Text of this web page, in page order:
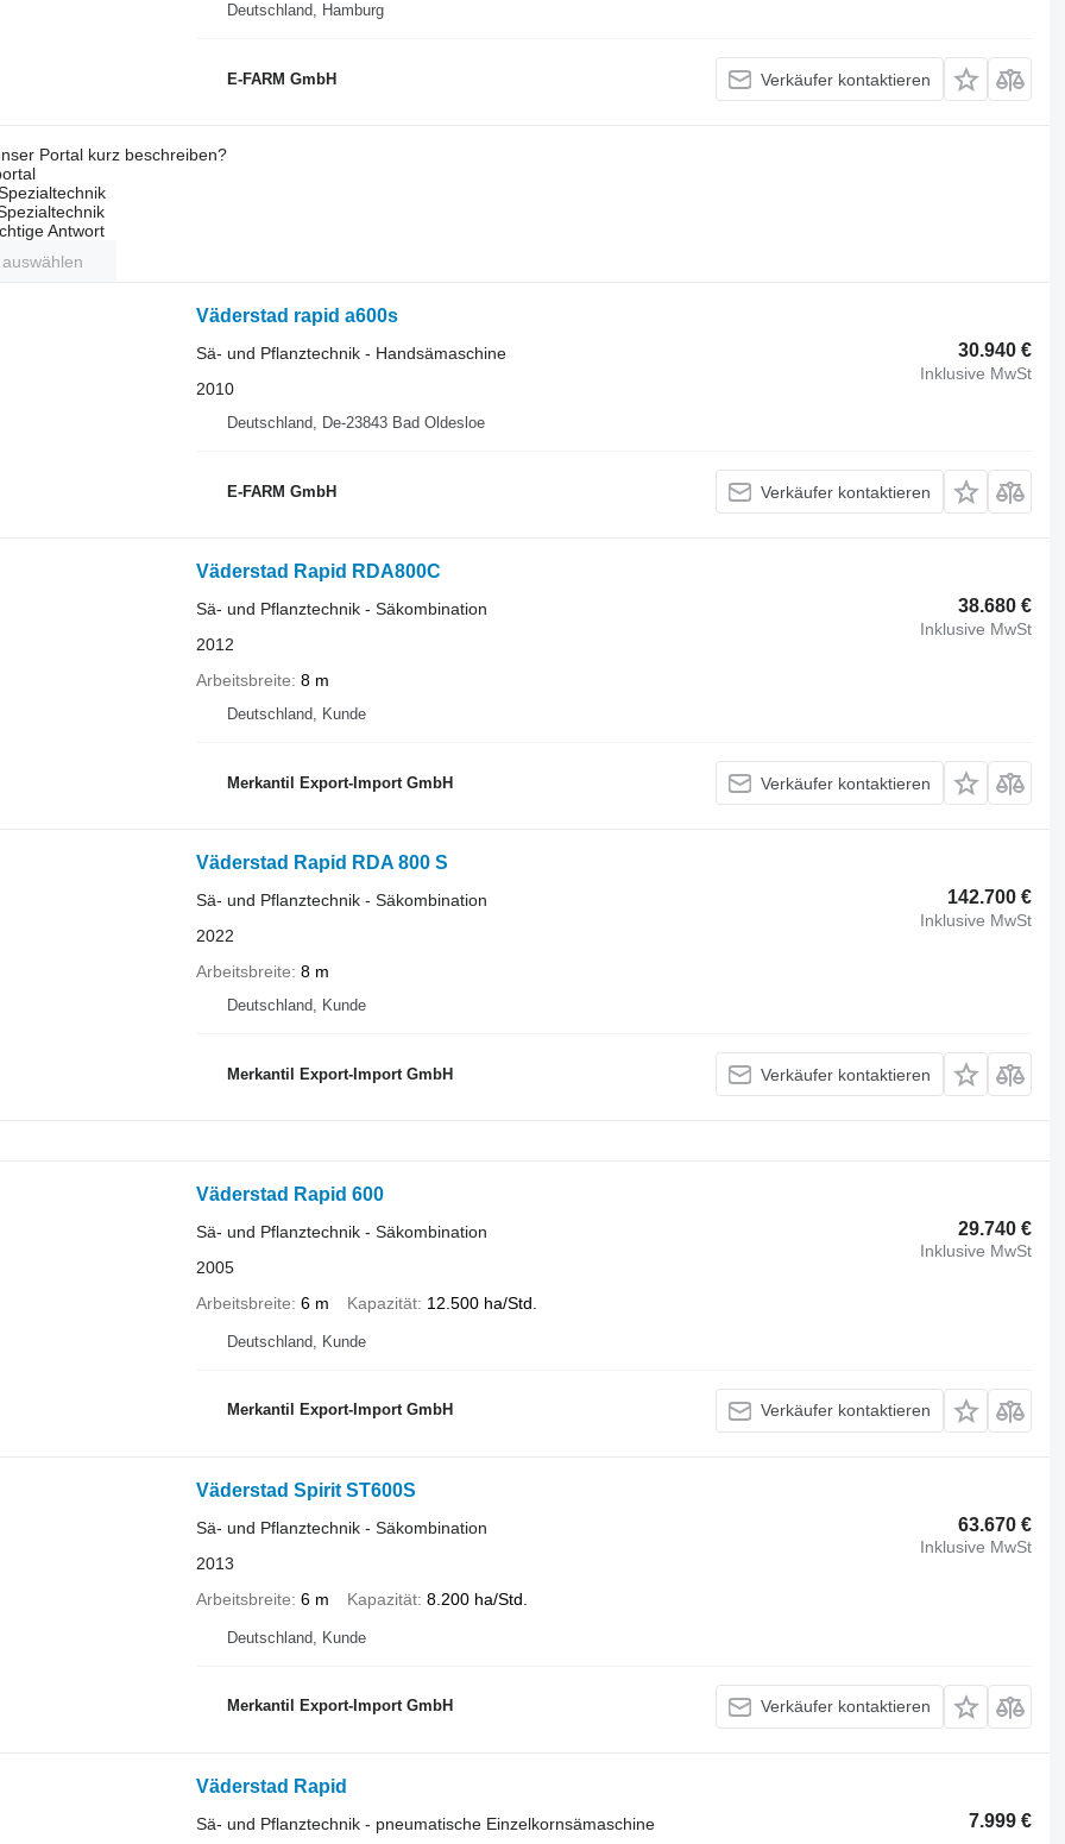
Deutschland, Hamburg
E-FARM GmbH Verkäufer kontaktieren
Portal kurz beschreiben?
Antwort
Väderstad rapid a600s
30.940 €
Inklusive MwSt
Sä- und Pflanztechnik - Handsämaschine
2010
Deutschland, De-23843 Bad Oldesloe
E-FARM GmbH Verkäufer kontaktieren
Väderstad Rapid RDA800C
38.680 €
Inklusive MwSt
Sä- und Pflanztechnik - Säkombination
2012
Arbeitsbreite 8 m
Deutschland, Kunde
Merkantil Export-Import GmbH Verkäufer kontaktieren
Väderstad Rapid RDA 800 S
142.700 €
Inklusive MwSt
Sä- und Pflanztechnik - Säkombination
2022
Arbeitsbreite 8 m
Deutschland, Kunde
Merkantil Export-Import GmbH Verkäufer kontaktieren
Väderstad Rapid 600
29.740 €
Inklusive MwSt
Sä- und Pflanztechnik - Säkombination
2005
Arbeitsbreite 6 m Kapazität 12.500 ha/Std.
Deutschland, Kunde
Merkantil Export-Import GmbH Verkäufer kontaktieren
Väderstad Spirit ST600S
63.670 €
Inklusive MwSt
Sä- und Pflanztechnik - Säkombination
2013
Arbeitsbreite 6 m Kapazität 8.200 ha/Std.
Deutschland, Kunde
Merkantil Export-Import GmbH Verkäufer kontaktieren
Väderstad Rapid
7.999 €
Sä- und Pflanztechnik - pneumatische Einzelkornsämaschine